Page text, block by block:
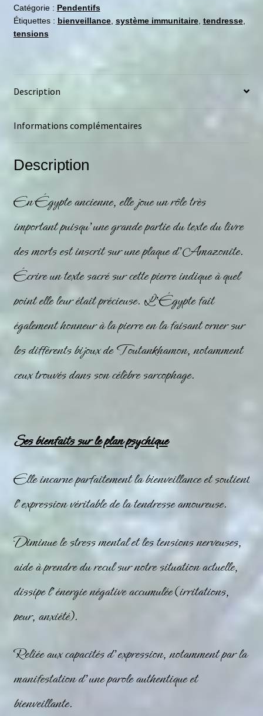
Catégorie : Pendentifs
Étiquettes : bienveillance, système immunitaire, tendresse,
tensions
Description
Informations complémentaires
Description
En Égypte ancienne, elle joue un rôle très
important puisqu’une grande partie du texte du livre
des morts est inscrit sur une plaque d’Amazonite.
Écrire un texte sacré sur cette pierre indique à quel
point elle leur était précieuse. L’Égypte fait
également honneur à la pierre en la faisant orner sur
les différents bijoux de Toutankhamon, notamment
ceux trouvés dans son célèbre sarcophage.
Ses bienfaits sur le plan psychique
Elle incarne parfaitement la bienveillance et soutient
l’expression véritable de la tendresse amoureuse.
Diminue le stress mental et les tensions nerveuses,
aide à prendre du recul sur notre situation actuelle,
dissipe l’énergie négative accumulée (irritations,
peur, anxiété).
Reliée aux capacités d’expression, notamment par la
manifestation d’une parole authentique et
bienveillante.